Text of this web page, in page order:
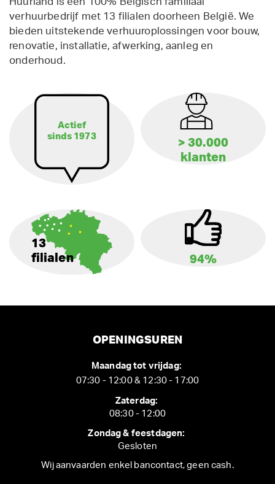
verhuurbedrijf met 13 filialen doorheen België. We
bieden uitstekende verhuuroplossingen voor bouw,
renovatie, installatie, afwerking, aanleg en
onderhoud.
Actief
sinds 1973
> 30.000
klanten
13
filialen
94%
OPENINGSUREN
Maandag tot vrijdag:
07:30 - 12:00 & 12:30 - 17:00
Zaterdag:
08:30 - 12:00
Zondag & feestdagen:
Gesloten
Wij aanvaarden enkel bancontact, geen cash.